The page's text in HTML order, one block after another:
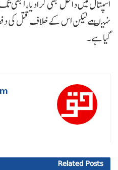
اسپتال میں داخل بھی کرادیا، ابھی
نہیںہےلیکن اس کے خلاف قتل کی
گیا ہے۔
Related Posts